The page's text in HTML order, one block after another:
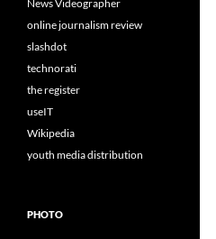
News Videographer
online journalism review
slashdot
technorati
the register
useIT
Wikipedia
youth media distribution
PHOTO